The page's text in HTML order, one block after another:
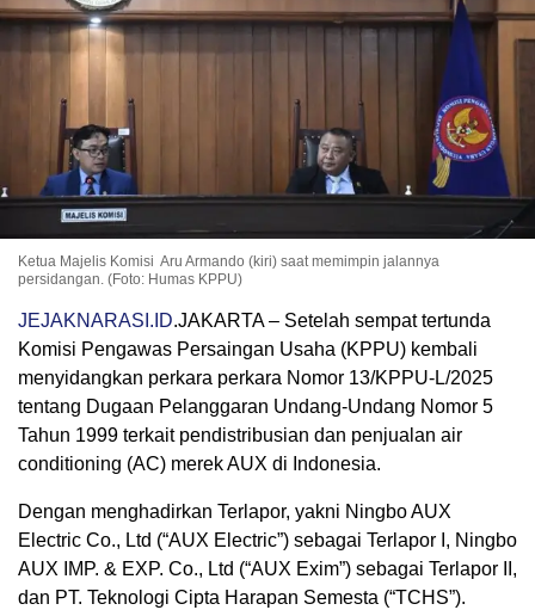
Ketua Majelis Komisi Aru Armando (kiri) saat memimpin jalannya
persidangan. (Foto: Humas KPPU)
JEJAKNARASI.ID.JAKARTA – Setelah sempat tertunda
Komisi Pengawas Persaingan Usaha (KPPU) kembali
menyidangkan perkara perkara Nomor 13/KPPU-L/2025
tentang Dugaan Pelanggaran Undang-Undang Nomor 5
Tahun 1999 terkait pendistribusian dan penjualan air
conditioning (AC) merek AUX di Indonesia.
Dengan menghadirkan Terlapor, yakni Ningbo AUX
Electric Co., Ltd (“AUX Electric”) sebagai Terlapor I, Ningbo
AUX IMP. & EXP. Co., Ltd (“AUX Exim”) sebagai Terlapor II,
dan PT. Teknologi Cipta Harapan Semesta (“TCHS”).